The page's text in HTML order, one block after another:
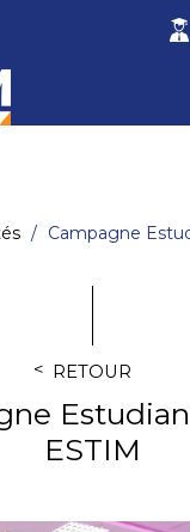
Campagne
RETOUR
ESTIM